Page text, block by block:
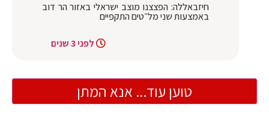
חיזבאללה: הפצצנו מוצב ישראלי באזור הר דוב
באמצעות שני מל״טים התקפיים
לפני 3 שנים
טוען עוד... אנא המתן